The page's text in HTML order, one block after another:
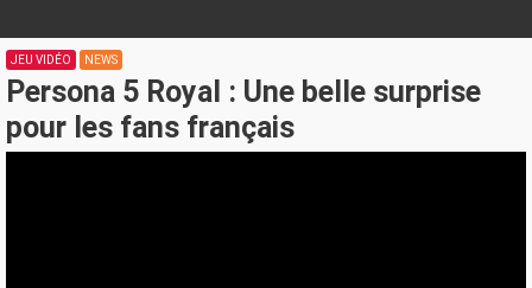
JEU VIDÉO NEWS
Persona 5 Royal : Une belle surprise
pour les fans français